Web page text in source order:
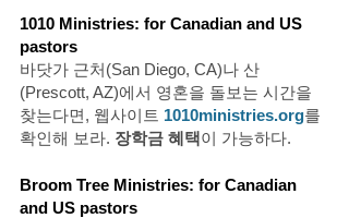
1010 Ministries: for Canadian and US
pastors
바닷가 근처(San Diego, CA)나 산
(Prescott, AZ)에서 영혼을 돌보는 시간을
찾는다면, 웹사이트 1010ministries.org를
확인해 보라. 장학금 혜택이 가능하다.
Broom Tree Ministries: for Canadian
and US pastors